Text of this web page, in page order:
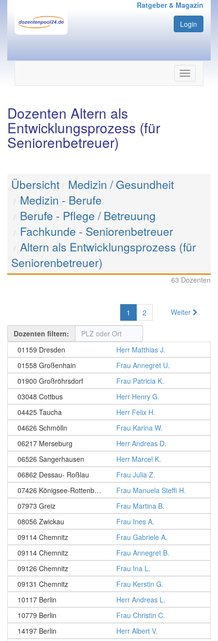
Ratgeber & Magazin
Login
Navigation
ein-/
Dozenten Altern als
Entwicklungsprozess (für
Seniorenbetreuer)
Übersicht Medizin / Gesundheit
Medizin - Berufe
Berufe - Pflege / Betreuung
Fachkunde - Seniorenbetreuer
Altern als Entwicklungsprozess (für
Seniorenbetreuer)
63 Dozenten
1 2 Weiter
Dozenten filtern:
01159 Dresden
Herr Matthias J.
01558 Großenhain
Frau Annegret U.
01900 Großröhrsdorf
Frau Patricia K.
03048 Cottbus
Herr Henry G.
04425 Taucha
Herr Felix H.
04626 Schmölln
Frau Karina W.
06217 Merseburg
Herr Andreas D.
06526 Sangerhausen
Herr Marcel K.
06862 Dessau- Roßlau
Frau Julia Z.
07426 Königsee-Rottenbach
Frau Manuela Steffi H.
07973 Greiz
Frau Martina B.
08056 Zwickau
Frau Ines A.
09114 Chemnitz
Frau Gabriele A.
09114 Chemnitz
Frau Annegret B.
09126 Chemnitz
Frau Ina L.
09131 Chemnitz
Frau Kerstin G.
10117 Berlin
Herr Andreas L.
10779 Berlin
Frau Christin C.
14197 Berlin
Herr Albert V.